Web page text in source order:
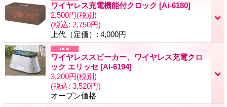
ワイヤレス充電機能付クロック [Ai-6180]
2,500円(税別)
(税込: 2,750円)
上代（定価） : 4,000円
ワイヤレススピーカー、ワイヤレス充電クロ
ック エリッセ [Ai-6194]
3,200円(税別)
(税込: 3,520円)
オープン価格